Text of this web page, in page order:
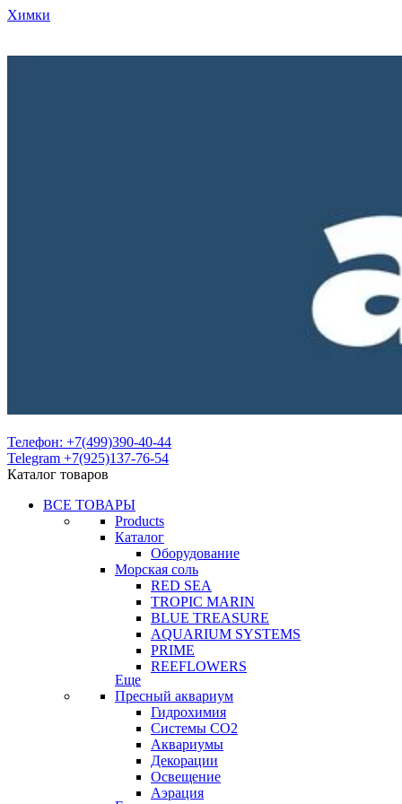
Химки
Телефон: +7(499)390-40-44
Telegram +7(925)137-76-54
Каталог товаров
ВСЕ ТОВАРЫ
Products
Каталог
Оборудование
Морская соль
RED SEA
TROPIC MARIN
BLUE TREASURE
AQUARIUM SYSTEMS
PRIME
REEFLOWERS
Еще
Пресный аквариум
Гидрохимия
Системы СО2
Аквариумы
Декорации
Освещение
Аэрация